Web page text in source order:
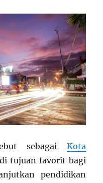
sebagai Kota
tujuan favorit bagi
pendidikan